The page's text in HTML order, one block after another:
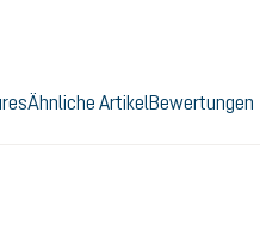
Ähnliche ArtikelBewertungen